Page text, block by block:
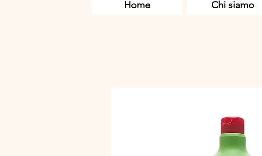
Home Chi siamo